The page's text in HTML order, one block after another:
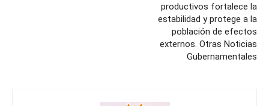
productivos fortalece la
estabilidad y protege a la
población de efectos
externos. Otras Noticias
Gubernamentales